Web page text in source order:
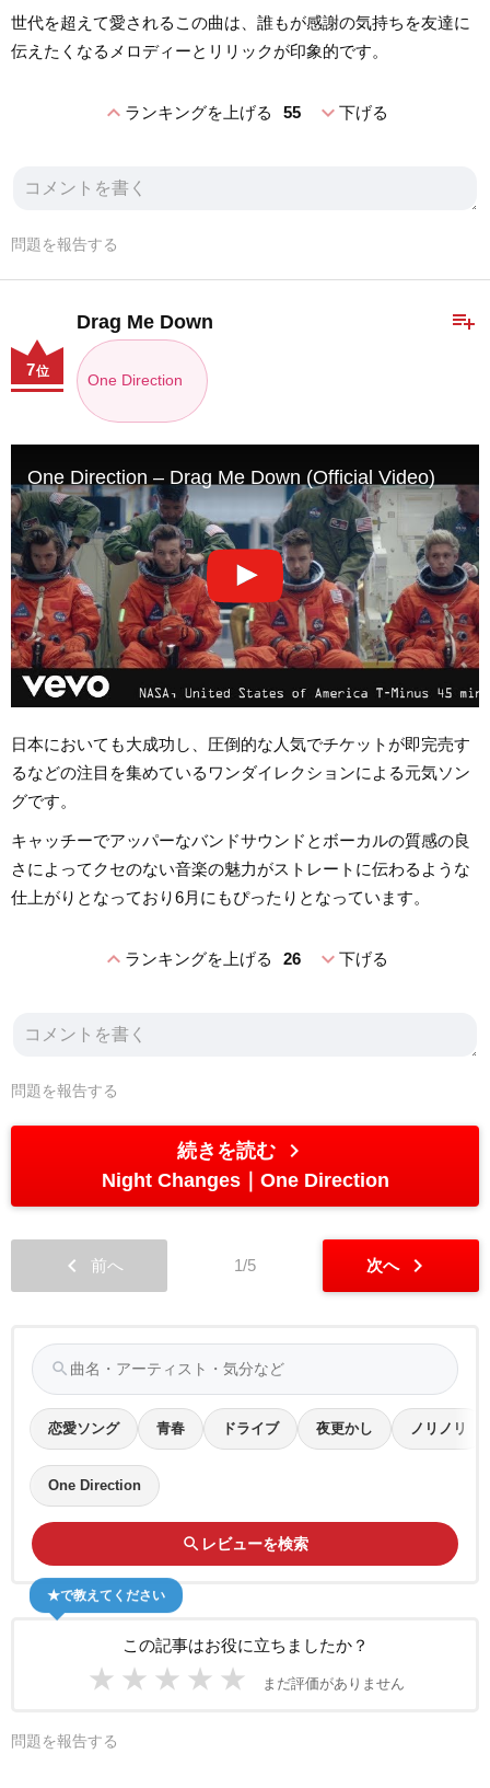
世代を超えて愛されるこの曲は、誰もが感謝の気持ちを友達に
伝えたくなるメロディーとリリックが印象的です。
expand_lessランキングを上げる 55 expand_more下げる
問題を報告する
playlist_add
Drag Me Down
One Direction
7位
One Direction – Drag Me Down (Official Video)
日本においても大成功し、圧倒的な人気でチケットが即完売す
るなどの注目を集めているワンダイレクションによる元気ソン
グです。
キャッチーでアッパーなバンドサウンドとボーカルの質感の良
さによってクセのない音楽の魅力がストレートに伝わるような
仕上がりとなっており6月にもぴったりとなっています。
expand_lessランキングを上げる 26 expand_more下げる
問題を報告する
続きを読む chevron_right
Night Changes One Direction
chevron_left 前へ 1/5 次へ chevron_right
search
恋愛ソング 青春 ドライブ 夜更かし ノリノリ
One Direction
search レビューを検索
この記事はお役に立ちましたか？
★ ★ ★ ★ ★ まだ評価がありません
★で教えてください
問題を報告する